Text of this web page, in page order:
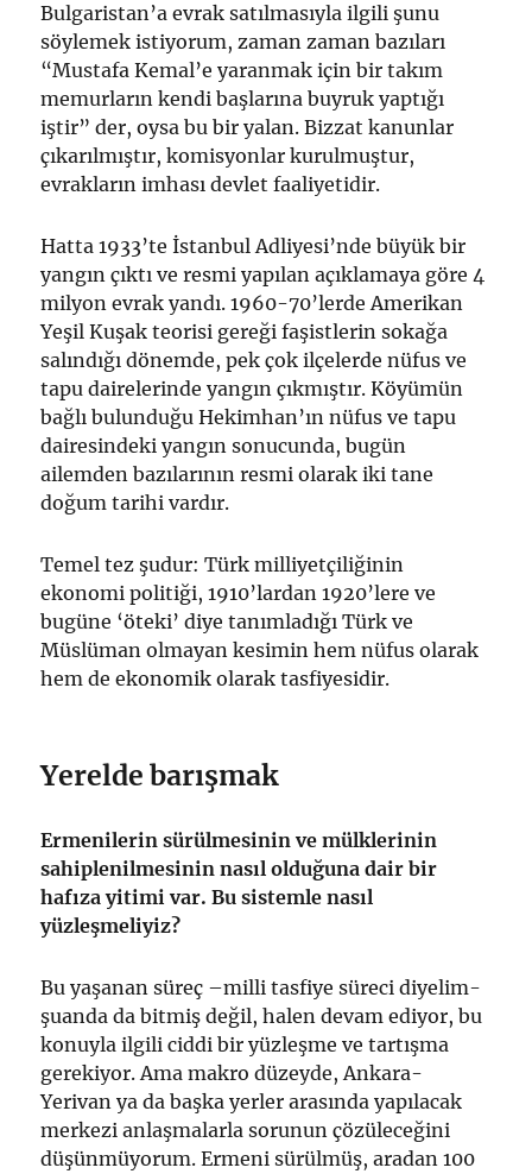
Bulgaristan’a evrak satılmasıyla ilgili şunu
söylemek istiyorum, zaman zaman bazıları
“Mustafa Kemal’e yaranmak için bir takım
memurların kendi başlarına buyruk yaptığı
iştir” der, oysa bu bir yalan. Bizzat kanunlar
çıkarılmıştır, komisyonlar kurulmuştur,
evrakların imhası devlet faaliyetidir.
Hatta 1933’te İstanbul Adliyesi’nde büyük bir
yangın çıktı ve resmi yapılan açıklamaya göre 4
milyon evrak yandı. 1960-70’lerde Amerikan
Yeşil Kuşak teorisi gereği faşistlerin sokağa
salındığı dönemde, pek çok ilçelerde nüfus ve
tapu dairelerinde yangın çıkmıştır. Köyümün
bağlı bulunduğu Hekimhan’ın nüfus ve tapu
dairesindeki yangın sonucunda, bugün
ailemden bazılarının resmi olarak iki tane
doğum tarihi vardır.
Temel tez şudur: Türk milliyetçiliğinin
ekonomi politiği, 1910’lardan 1920’lere ve
bugüne ‘öteki’ diye tanımladığı Türk ve
Müslüman olmayan kesimin hem nüfus olarak
hem de ekonomik olarak tasfiyesidir.
Yerelde barışmak
Ermenilerin sürülmesinin ve mülklerinin
sahiplenilmesinin nasıl olduğuna dair bir
hafıza yitimi var. Bu sistemle nasıl
yüzleşmeliyiz?
Bu yaşanan süreç –milli tasfiye süreci diyelim-
şuanda da bitmiş değil, halen devam ediyor, bu
konuyla ilgili ciddi bir yüzleşme ve tartışma
gerekiyor. Ama makro düzeyde, Ankara-
Yerivan ya da başka yerler arasında yapılacak
merkezi anlaşmalarla sorunun çözüleceğini
düşünmüyorum. Ermeni sürülmüş, aradan 100